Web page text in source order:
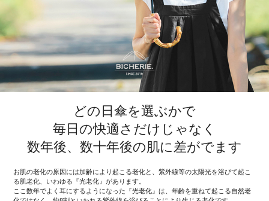
どの日傘を選ぶかで
毎日の快適さだけじゃなく
数年後、数十年後の肌に差がでます
お肌の老化の原因には加齢により起こる老化と、紫外線等の太陽光を浴びて起こ
る肌老化、いわゆる『光老化』があります。
ここ数年でよく耳にするようになった『光老化』は、年齢を重ねて起こる自然老